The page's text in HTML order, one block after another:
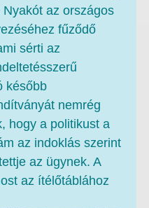
az országos
fűződő
sérti az
később
nemrég
hogy a politikust a
az indoklás szerint
az ügynek. A
az ítélőtáblához